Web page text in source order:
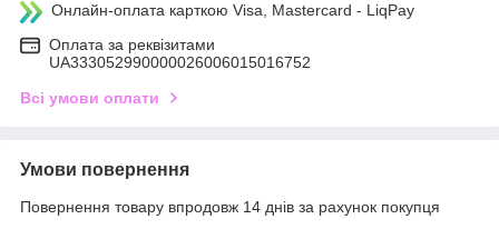
Онлайн-оплата карткою Visa, Mastercard - LiqPay
Оплата за реквізитами
UA333052990000026006015016752
Всі умови оплати
Умови повернення
Повернення товару впродовж 14 днів за рахунок покупця